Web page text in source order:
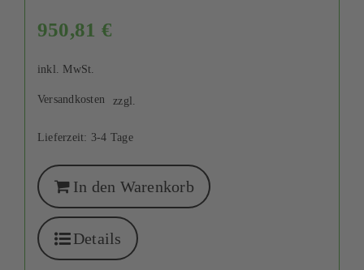
950,81 €
inkl. MwSt.
zzgl.
Versandkosten
Lieferzeit: 3-4 Tage
In den Warenkorb
Details